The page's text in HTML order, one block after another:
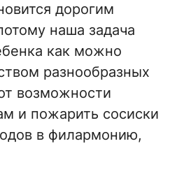
дорогим
наша задача
как можно
разнообразных
возможности
и пожарить сосиски
в филармонию,